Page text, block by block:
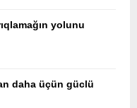
yolunu
daha üçün güclü